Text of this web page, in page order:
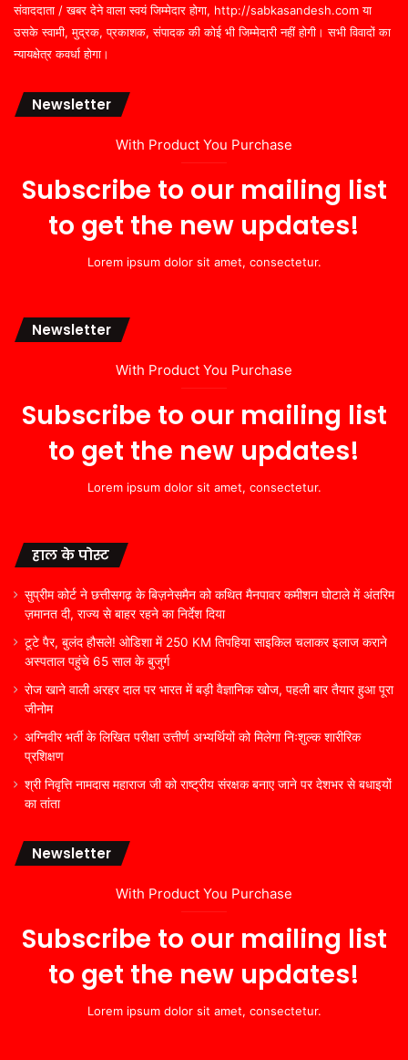
संवाददाता / खबर देने वाला स्वयं जिम्मेदार होगा, http://sabkasandesh.com या
उसके स्वामी, मुद्रक, प्रकाशक, संपादक की कोई भी जिम्मेदारी नहीं होगी। सभी विवादों का
न्यायक्षेत्र कवर्धा होगा।
Newsletter
With Product You Purchase
Subscribe to our mailing list
to get the new updates!
Lorem ipsum dolor sit amet, consectetur.
Newsletter
With Product You Purchase
Subscribe to our mailing list
to get the new updates!
Lorem ipsum dolor sit amet, consectetur.
हाल के पोस्ट
सुप्रीम कोर्ट ने छत्तीसगढ़ के बिज़नेसमैन को कथित मैनपावर कमीशन घोटाले में अंतरिम
ज़मानत दी, राज्य से बाहर रहने का निर्देश दिया
टूटे पैर, बुलंद हौसले! ओडिशा में 250 KM तिपहिया साइकिल चलाकर इलाज कराने
अस्पताल पहुंचे 65 साल के बुजुर्ग
रोज खाने वाली अरहर दाल पर भारत में बड़ी वैज्ञानिक खोज, पहली बार तैयार हुआ पूरा
जीनोम
अग्निवीर भर्ती के लिखित परीक्षा उत्तीर्ण अभ्यर्थियों को मिलेगा निःशुल्क शारीरिक
प्रशिक्षण
श्री निवृत्ति नामदास महाराज जी को राष्ट्रीय संरक्षक बनाए जाने पर देशभर से बधाइयों
का तांता
Newsletter
With Product You Purchase
Subscribe to our mailing list
to get the new updates!
Lorem ipsum dolor sit amet, consectetur.